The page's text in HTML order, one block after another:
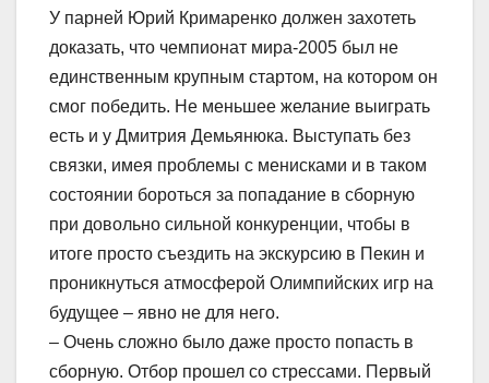
У парней Юрий Кримаренко должен захотеть
доказать, что чемпионат мира-2005 был не
единственным крупным стартом, на котором он
смог победить. Не меньшее желание выиграть
есть и у Дмитрия Демьянюка. Выступать без
связки, имея проблемы с менисками и в таком
состоянии бороться за попадание в сборную
при довольно сильной конкуренции, чтобы в
итоге просто съездить на экскурсию в Пекин и
проникнуться атмосферой Олимпийских игр на
будущее – явно не для него.
– Очень сложно было даже просто попасть в
сборную. Отбор прошел со стрессами. Первый